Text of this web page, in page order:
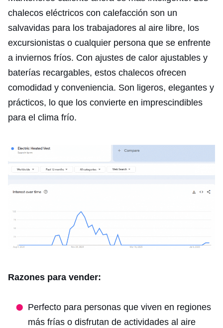
chalecos eléctricos con calefacción son un
salvavidas para los trabajadores al aire libre, los
excursionistas o cualquier persona que se enfrente
a inviernos fríos. Con ajustes de calor ajustables y
baterías recargables, estos chalecos ofrecen
comodidad y conveniencia. Son ligeros, elegantes y
prácticos, lo que los convierte en imprescindibles
para el clima frío.
Razones para vender:
Perfecto para personas que viven en regiones
más frías o disfrutan de actividades al aire